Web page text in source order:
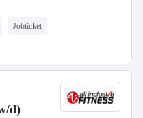
Jobticket
d)